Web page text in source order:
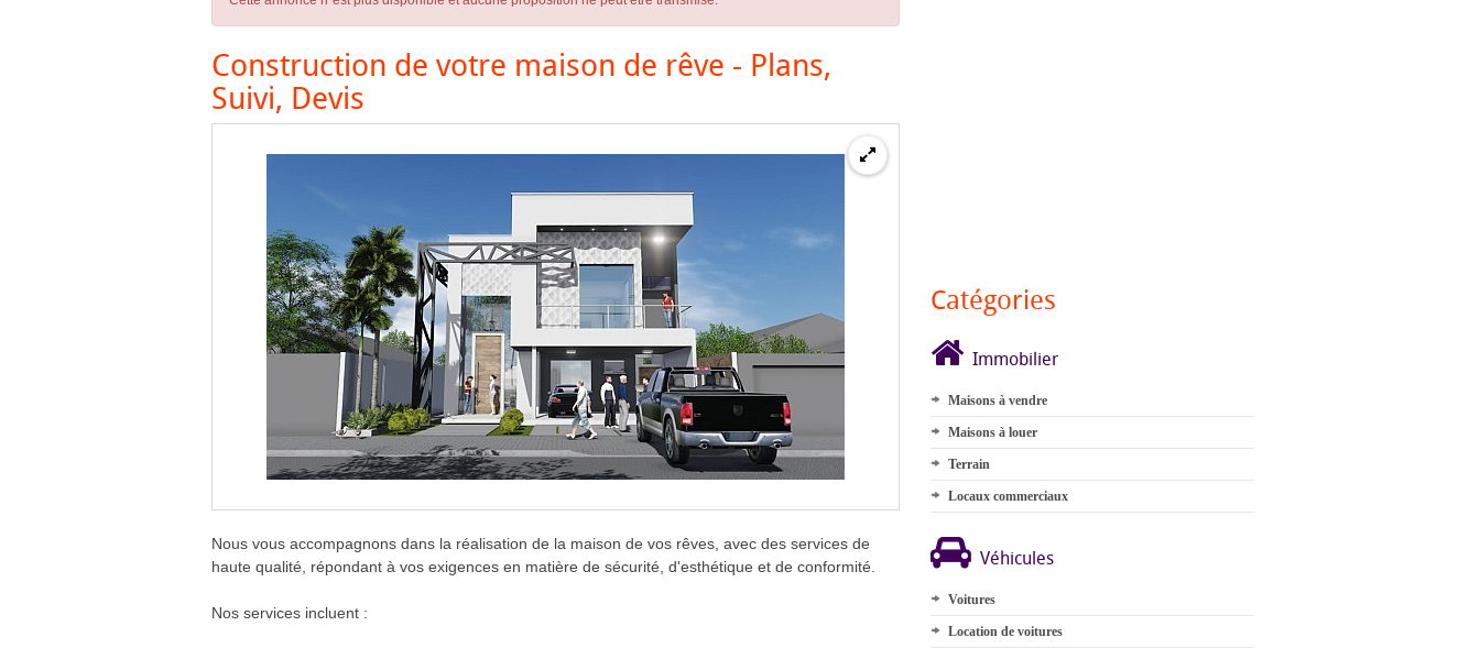
Construction de votre maison de rêve - Plans,
Suivi, Devis
Nous vous accompagnons dans la réalisation de la maison de vos rêves, avec des services de
haute qualité, répondant à vos exigences en matière de sécurité, d'esthétique et de conformité.
Nos services incluent :
Catégories
Immobilier
Maisons à vendre
Maisons à louer
Terrain
Locaux commerciaux
Véhicules
Voitures
Location de voitures